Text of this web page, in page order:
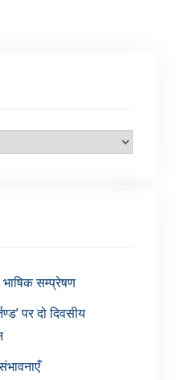
सम्प्रेषण
पर दो दिवसीय